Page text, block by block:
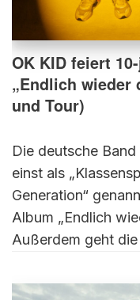
OK KID feiert
„Endlich wieder
und Tour)
Die deutsche
einst als
Generation“
Album „Endlich
Außerdem geht